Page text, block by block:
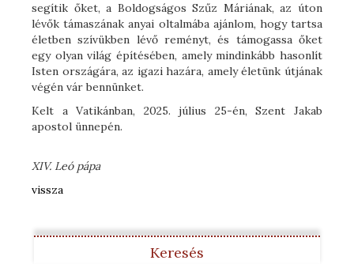
segítik őket, a Boldogságos Szűz Máriának, az úton
lévők támaszának anyai oltalmába ajánlom, hogy tartsa
életben szívükben lévő reményt, és támogassa őket
egy olyan világ építésében, amely mindinkább hasonlít
Isten országára, az igazi hazára, amely életünk útjának
végén vár bennünket.
Kelt a Vatikánban, 2025. július 25-én, Szent Jakab
apostol ünnepén.
XIV. Leó pápa
vissza
Keresés